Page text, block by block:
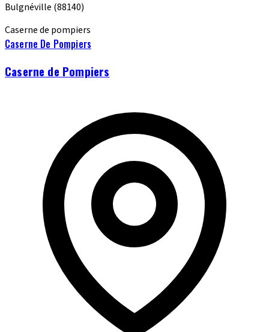
Bulgnéville (88140)
Caserne de pompiers
Caserne De Pompiers
Caserne de Pompiers